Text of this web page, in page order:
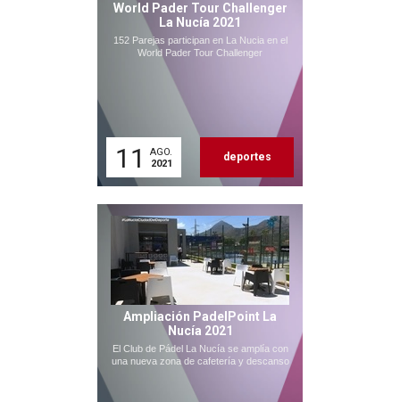
World Pader Tour Challenger
La Nucía 2021
152 Parejas participan en La Nucia en el
World Pader Tour Challenger
11
AGO.
2021
deportes
Ampliación PadelPoint La
Nucía 2021
El Club de Pádel La Nucía se amplía con
una nueva zona de cafetería y descanso